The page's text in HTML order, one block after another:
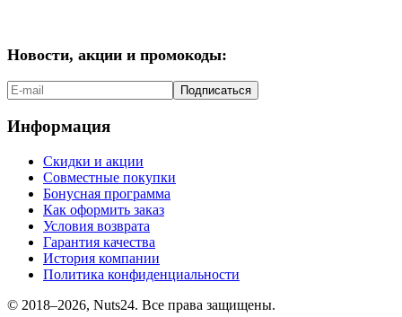
Новости, акции и промокоды:
Подписаться
Информация
Скидки и акции
Совместные покупки
Бонусная программа
Как оформить заказ
Условия возврата
Гарантия качества
История компании
Политика конфиденциальности
© 2018–2026, Nuts24. Все права защищены.